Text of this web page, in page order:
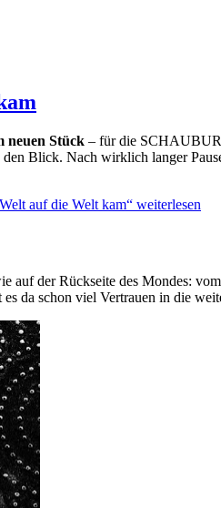
neuen Stück – für die
Blick. Nach wirklich langer
auf die Welt kam“ weiterlesen
auf der Rückseite des Mondes:
da schon viel Vertrauen in die